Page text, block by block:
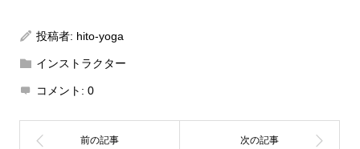
投稿者: hito-yoga
インストラクター
コメント: 0